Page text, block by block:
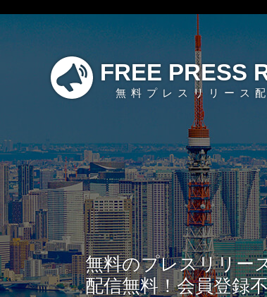
FREE PRESS
無料プレスリリース
無料のプレスリリー
配信無料！会員登録